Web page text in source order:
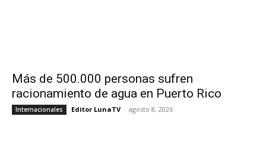
Más de 500.000 personas sufren
racionamiento de agua en Puerto Rico
Internacionales Editor LunaTV - agosto 8, 2026